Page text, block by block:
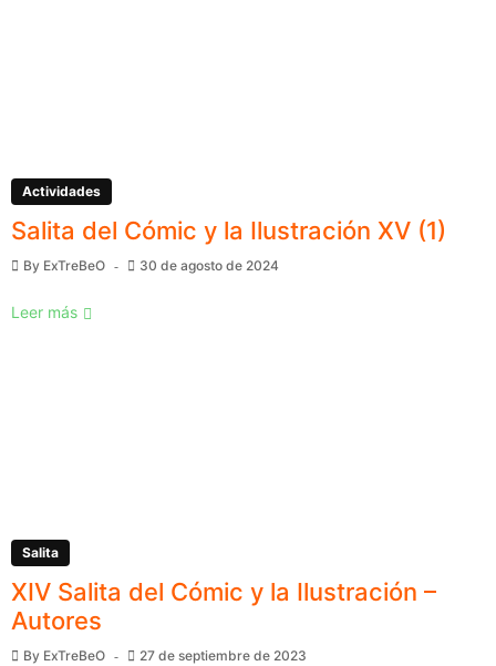
Actividades
Salita del Cómic y la Ilustración XV (1)
By ExTreBeO 30 de agosto de 2024
Leer más
Salita
XIV Salita del Cómic y la Ilustración –
Autores
By ExTreBeO 27 de septiembre de 2023